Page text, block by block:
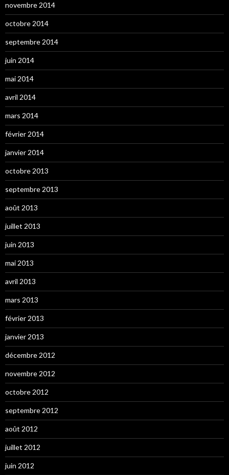
novembre 2014
octobre 2014
septembre 2014
juin 2014
mai 2014
avril 2014
mars 2014
février 2014
janvier 2014
octobre 2013
septembre 2013
août 2013
juillet 2013
juin 2013
mai 2013
avril 2013
mars 2013
février 2013
janvier 2013
décembre 2012
novembre 2012
octobre 2012
septembre 2012
août 2012
juillet 2012
juin 2012